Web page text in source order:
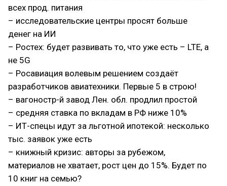
всех прод. питания
– исследовательские центры просят больше
денег на ИИ
– Ростех: будет развивать то, что уже есть – LTE, а
не 5G
– Росавиация волевым решением создаёт
разработчиков авиатехники. Первые 5 в строю!
– вагоностр-й завод Лен. обл. продлил простой
– средняя ставка по вкладам в РФ ниже 10%
– ИТ-спецы идут за льготной ипотекой: несколько
тыс. заявок уже есть
– книжный кризис: авторы за рубежом,
материалов не хватает, рост цен до 15%. Будет по
10 книг на семью?